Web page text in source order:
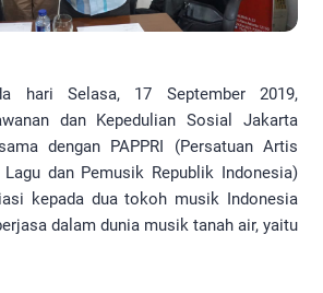
hari Selasa, 17 September 2019,
dan Kepedulian Sosial Jakarta
dengan PAPPRI (Persatuan Artis
Lagu dan Pemusik Republik Indonesia)
kepada dua tokoh musik Indonesia
dalam dunia musik tanah air, yaitu